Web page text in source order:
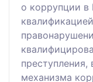
о коррупции в
механизма